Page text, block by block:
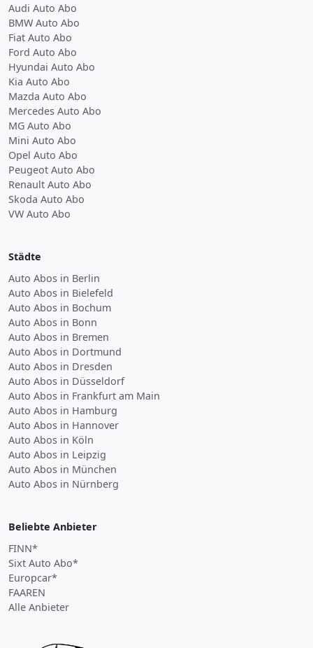
Audi Auto Abo
BMW Auto Abo
Fiat Auto Abo
Ford Auto Abo
Hyundai Auto Abo
Kia Auto Abo
Mazda Auto Abo
Mercedes Auto Abo
MG Auto Abo
Mini Auto Abo
Opel Auto Abo
Peugeot Auto Abo
Renault Auto Abo
Skoda Auto Abo
VW Auto Abo
Städte
Auto Abos in Berlin
Auto Abos in Bielefeld
Auto Abos in Bochum
Auto Abos in Bonn
Auto Abos in Bremen
Auto Abos in Dortmund
Auto Abos in Dresden
Auto Abos in Düsseldorf
Auto Abos in Frankfurt am Main
Auto Abos in Hamburg
Auto Abos in Hannover
Auto Abos in Köln
Auto Abos in Leipzig
Auto Abos in München
Auto Abos in Nürnberg
Beliebte Anbieter
FINN*
Sixt Auto Abo*
Europcar*
FAAREN
Alle Anbieter